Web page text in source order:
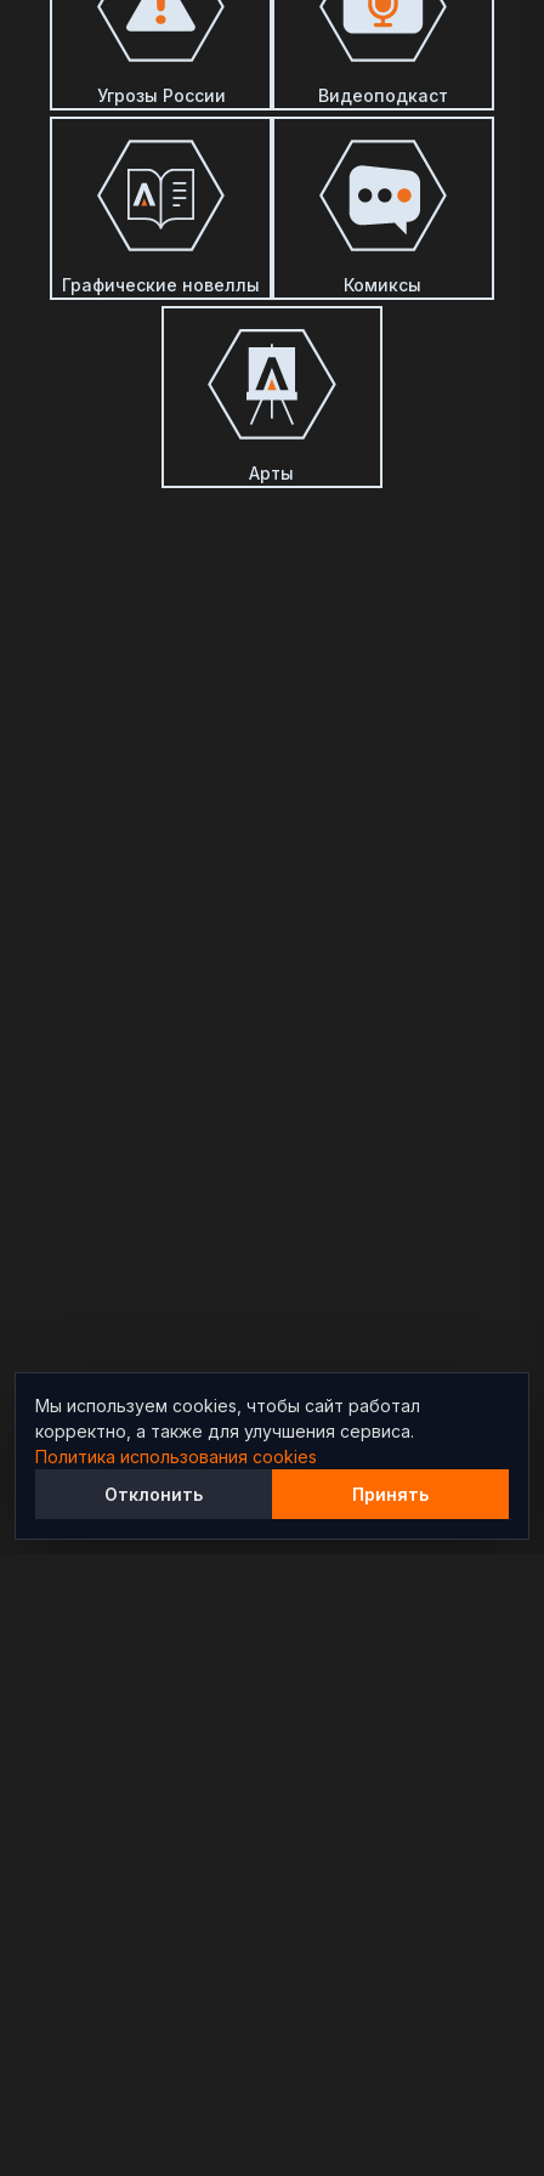
Угрозы России Видеоподкаст
Графические новеллы Комиксы
Арты
Мы используем cookies, чтобы сайт работал
корректно, а также для улучшения сервиса.
Политика использования cookies
Отклонить
Принять